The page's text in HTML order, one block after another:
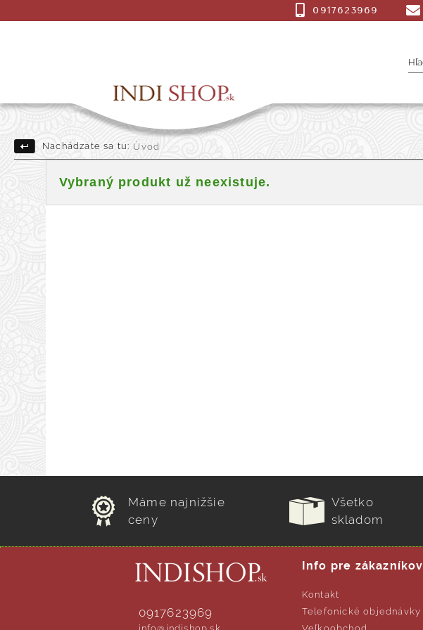
0917623969
Drevené Sošky
Darčekové a dekoračné predmety
Nachádzate sa tu: Úvod
Vybraný produkt už neexistuje.
Máme najnižšie
ceny
Všetko
skladom
0917623969
Info pre zákazníkov
Kontakt
Telefonické objednávky